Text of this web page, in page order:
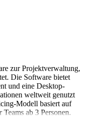
zur Projektverwaltung,
Die Software bietet
und eine Desktop-
weltweit genutzt
Modell basiert auf
ab 3 Personen.